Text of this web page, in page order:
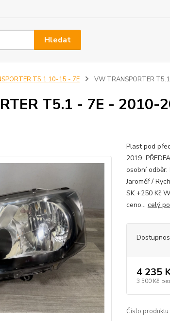
Hledat
T5.1 10-15 - 7E VW TRANSPORTER
T5.1 - 7E - 2010-
Plast pod
2019
osobní
Jaroměř /
SK +250 Kč
ceno... celý
4 235
3 500 Kč
Číslo produktu: